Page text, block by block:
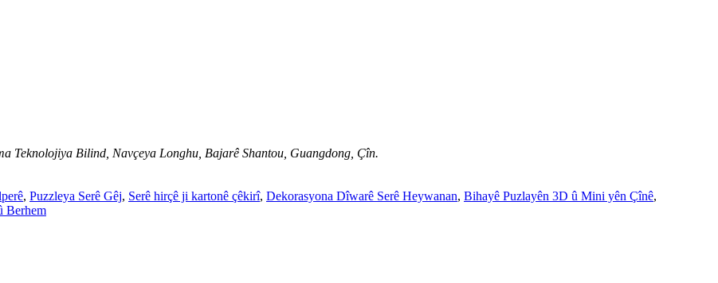
Teknolojiya Bilind, Navçeya Longhu, Bajarê Shantou, Guangdong, Çîn.
, Puzzleya Serê Gêj, Serê hirçê ji kartonê çêkirî, Dekorasyona Dîwarê Serê Heywanan, Bihayê Puzlayên 3D û Mini yên Çînê,
Berhem